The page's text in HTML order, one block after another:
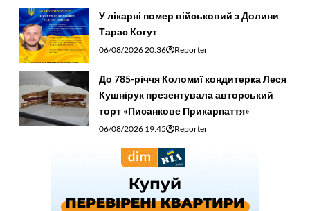
У лікарні помер військовий з Долини
Тарас Когут
06/08/2026 20:36 Reporter
До 785-річчя Коломиї кондитерка Леся
Кушнірук презентувала авторський
торт «Писанкове Прикарпаття»
06/08/2026 19:45 Reporter